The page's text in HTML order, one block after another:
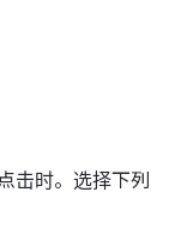
击时。选择下列